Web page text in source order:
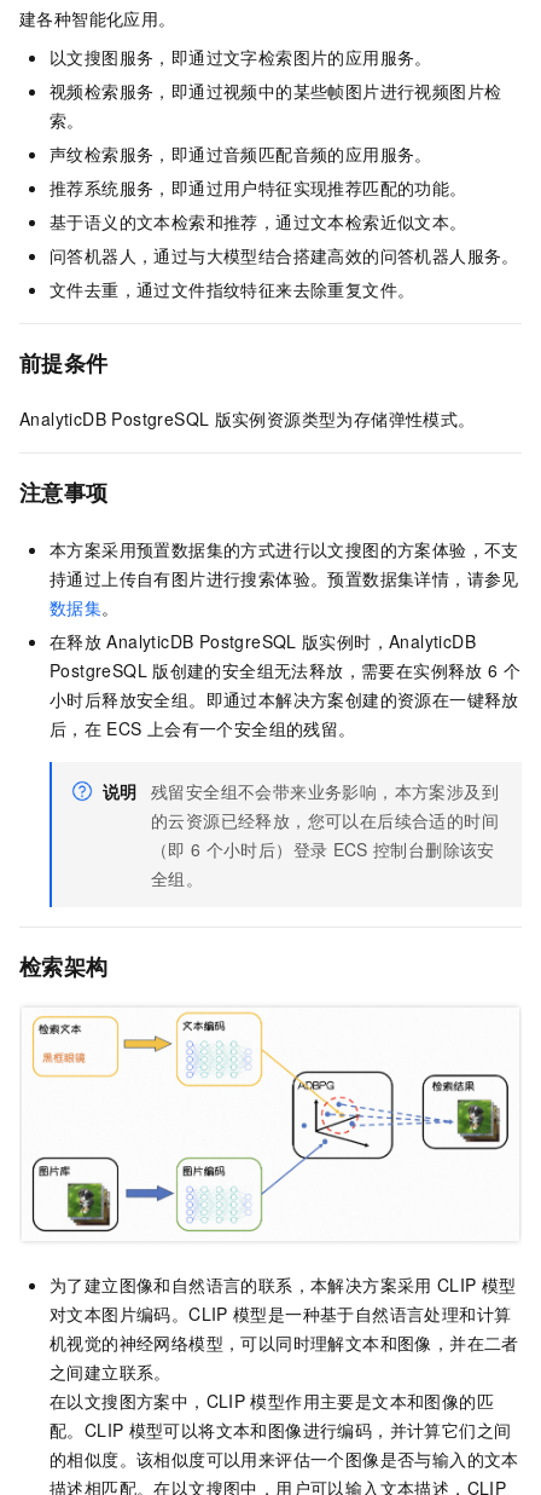
建各种智能化应用。
以文搜图服务，即通过文字检索图片的应用服务。
视频检索服务，即通过视频中的某些帧图片进行视频图片检
索。
声纹检索服务，即通过音频匹配音频的应用服务。
推荐系统服务，即通过用户特征实现推荐匹配的功能。
基于语义的文本检索和推荐，通过文本检索近似文本。
问答机器人，通过与大模型结合搭建高效的问答机器人服务。
文件去重，通过文件指纹特征来去除重复文件。
前提条件
AnalyticDB PostgreSQL 版实例资源类型为存储弹性模式。
注意事项
本方案采用预置数据集的方式进行以文搜图的方案体验，不支
持通过上传自有图片进行搜索体验。预置数据集详情，请参见
数据集。
在释放 AnalyticDB PostgreSQL 版实例时， AnalyticDB
PostgreSQL 版创建的安全组无法释放，需要在实例释放 6 个
小时后释放安全组。即通过本解决方案创建的资源在一键释放
后，在 ECS 上会有一个安全组的残留。
说明 残留安全组不会带来业务影响，本方案涉及到
的云资源已经释放，您可以在后续合适的时间
（即 6 个小时后）登录 ECS 控制台删除该安
全组。
检索架构
为了建立图像和自然语言的联系，本解决方案采用 CLIP 模型
对文本图片编码。CLIP 模型是一种基于自然语言处理和计算
机视觉的神经网络模型，可以同时理解文本和图像，并在二者
之间建立联系。
在以文搜图方案中，CLIP 模型作用主要是文本和图像的匹
配。CLIP 模型可以将文本和图像进行编码，并计算它们之间
的相似度。该相似度可以用来评估一个图像是否与输入的文本
描述相匹配。在以文搜图中，用户可以输入文本描述，CLIP